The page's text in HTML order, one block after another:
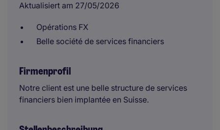
Aktualisiert am 27/05/2026
Opérations FX
Belle société de services financiers
Firmenprofil
Notre client est une belle structure de services
financiers bien implantée en Suisse.